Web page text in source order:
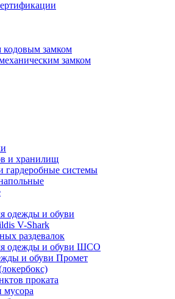
замком
замком
и хранилищ
системы
одежды и обуви
V-Shark
раздевалок
одежды и обуви ШСО
и обуви Промет
проката
мусора